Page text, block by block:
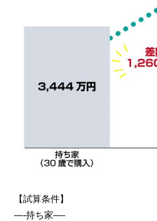
【試算条件】
—-持ち家—-